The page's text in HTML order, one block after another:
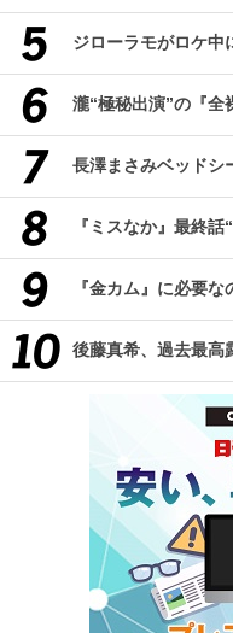
ジローラモがロケ中
瀧“極秘出演”の『全
長澤まさみベッドシ
『ミスなか』最終
『金カム』に必要
後藤真希、過去最高